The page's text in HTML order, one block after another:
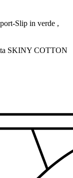
Slip in verde ,
SKINY COTTON